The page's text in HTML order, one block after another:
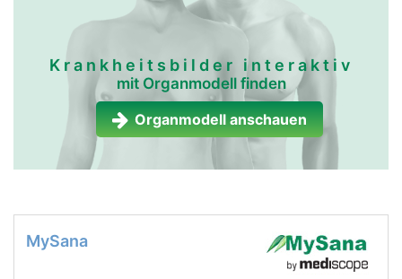
Krankheitsbilder interaktiv
mit Organmodell finden
Organmodell anschauen
MySana